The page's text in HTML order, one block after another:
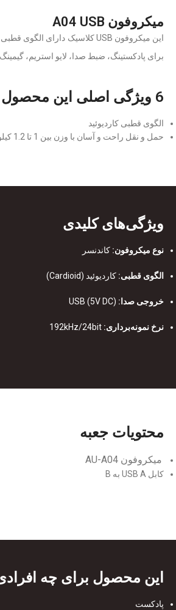
میکروفون A04 USB
برای پادکستینگ، ضبط صدا، لایو استریم،
6 ویژگی اصلی این محصول
الگوی قطبی کاردیوئید
حمل و نقل راحت و آسان با وزن بین 1 تا 1.2 کیلوگرم
ویژگی‌های کلیدی
نوع میکروفون: کاندنسر
الگوی قطبی: کاردیوئید (Cardioid)
خروجی صدا: USB (5V DC)
نرخ نمونه‌برداری: 192kHz/24bit
محتویات جعبه
میکروفون AU-A04
کابل USB A به B
این محصول برای چه
پادکست